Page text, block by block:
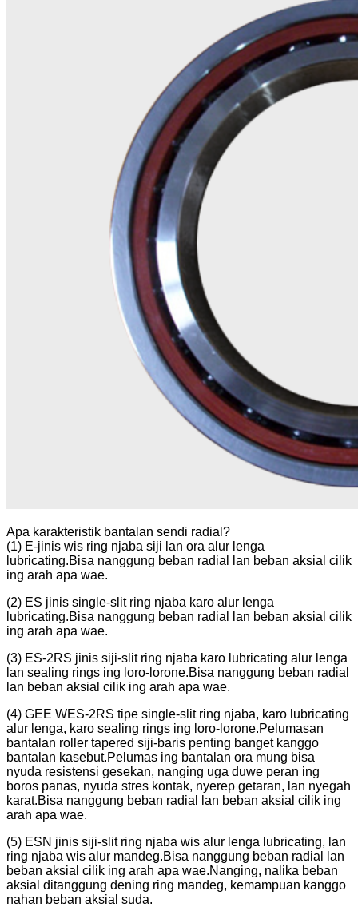
Apa karakteristik bantalan sendi radial?
(1) E-jinis wis ring njaba siji lan ora alur lenga
lubricating.Bisa nanggung beban radial lan beban aksial cilik
ing arah apa wae.
(2) ES jinis single-slit ring njaba karo alur lenga
lubricating.Bisa nanggung beban radial lan beban aksial cilik
ing arah apa wae.
(3) ES-2RS jinis siji-slit ring njaba karo lubricating alur lenga
lan sealing rings ing loro-lorone.Bisa nanggung beban radial
lan beban aksial cilik ing arah apa wae.
(4) GEE WES-2RS tipe single-slit ring njaba, karo lubricating
alur lenga, karo sealing rings ing loro-lorone.Pelumasan
bantalan roller tapered siji-baris penting banget kanggo
bantalan kasebut.Pelumas ing bantalan ora mung bisa
nyuda resistensi gesekan, nanging uga duwe peran ing
boros panas, nyuda stres kontak, nyerep getaran, lan nyegah
karat.Bisa nanggung beban radial lan beban aksial cilik ing
arah apa wae.
(5) ESN jinis siji-slit ring njaba wis alur lenga lubricating, lan
ring njaba wis alur mandeg.Bisa nanggung beban radial lan
beban aksial cilik ing arah apa wae.Nanging, nalika beban
aksial ditanggung dening ring mandeg, kemampuan kanggo
nahan beban aksial suda.